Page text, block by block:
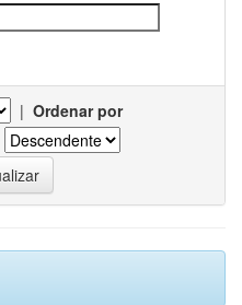
| Ordenar por